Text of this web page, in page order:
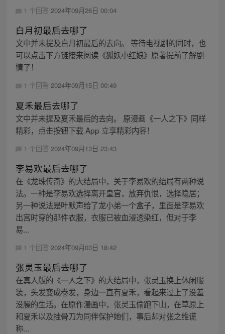
1 个回答 2024年09月26日 00:04
白月初最后去哪了
文中并未提及白月初最后的去向。 等待电视剧的同时，也
可以点击下方链接来阅读《狐妖小红娘》原著提前了解剧
情了！
1 个回答 2024年09月15日 00:49
夏禾最后去哪了
文中并未提及夏禾最后的去向。 原漫画《一人之下》同样
精彩，点击按钮下载 App 立享精彩内容！
1 个回答 2024年09月13日 23:43
李易欢最后去哪了
在《龙珠传奇》的大结局中，关于李易欢的结局有两种说
法。一种是李易欢选择离开皇宫，放弃仇恨，选择隐居；
另一种说法是叶默声给了龙小弟一个盒子，里面是李易欢
出宫时穿的那件衣服，衣服已被血浸透染红，但对于李
易...
1 个回答 2024年09月03日 18:42
张灵玉最后去哪了
在真人版的《一人之下》的大结局中，张灵玉换上休闲服
装，头发变成卷发，身边一直有夏禾，看起来过上了没羞
没臊的生活。在原作漫画中，张灵玉偷跑下山，在草原上
和夏禾以及挂骨刀为同伴保护她们，事后却对张之维谎
称...